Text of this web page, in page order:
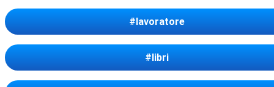
#lavoratore
#libri